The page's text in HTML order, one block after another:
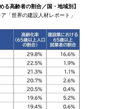
高齢者の割合／国・地域別】
「世界の建設人材レポート」